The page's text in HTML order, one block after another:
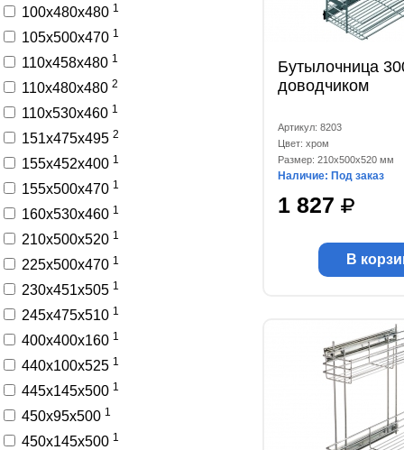
100x480x480 1
105x500x470 1
110x458x480 1
110x480x480 2
110x530x460 1
151x475x495 2
155x452x400 1
155x500x470 1
160x530x460 1
210x500x520 1
225x500x470 1
230x451x505 1
245x475x510 1
400x400x160 1
440x100x525 1
445x145x500 1
450x95x500 1
450x145x500 1
Бутылочница
доводчиком
Артикул: 8203
Цвет: хром
Размер: 210x500x520 мм
Наличие: Под заказ
1 827
В